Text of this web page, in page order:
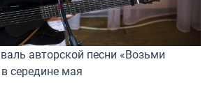
авторской песни «Возьми
в середине мая